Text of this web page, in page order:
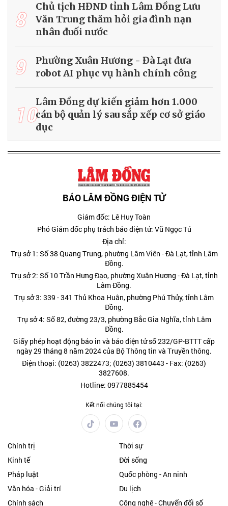
8
Chủ tịch HĐND tỉnh Lâm Đồng Lưu
Văn Trung thăm hỏi gia đình nạn
nhân đuối nước
9
Phường Xuân Hương - Đà Lạt đưa
robot AI phục vụ hành chính công
10Lâm Đồng dự kiến giảm hơn 1.000
cán bộ quản lý sau sắp xếp cơ sở giáo
dục
BÁO LÂM ĐỒNG ĐIỆN TỬ
Giám đốc: Lê Huy Toàn
Phó Giám đốc phụ trách báo điện tử: Vũ Ngọc Tú
Địa chỉ:
Trụ sở 1: Số 38 Quang Trung, phường Lâm Viên - Đà Lạt, tỉnh Lâm
Đồng.
Trụ sở 2: Số 10 Trần Hưng Đạo, phường Xuân Hương - Đà Lạt, tỉnh
Lâm Đồng.
Trụ sở 3: 339 - 341 Thủ Khoa Huân, phường Phú Thủy, tỉnh Lâm
Đồng.
Trụ sở 4: Số 82, đường 23/3, phường Bắc Gia Nghĩa, tỉnh Lâm
Đồng.
Giấy phép hoạt động báo in và báo điện tử số 232/GP-BTTT cấp
ngày 29 tháng 8 năm 2024 của Bộ Thông tin và Truyền thông.
Điện thoại: (0263) 3822473; (0263) 3810443 - Fax: (0263)
3827608.
Hotline: 0977885454
Kết nối chúng tôi tại:
Chính trị
Thời sự
Kinh tế
Đời sống
Pháp luật
Quốc phòng - An ninh
Văn hóa - Giải trí
Du lịch
Chính sách
Công nghệ - Chuyển đổi số